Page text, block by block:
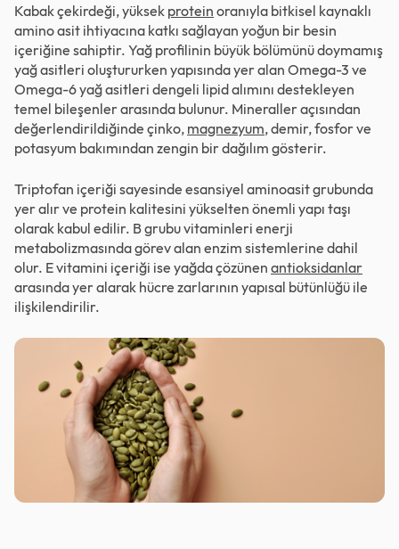
Kabak çekirdeği, yüksek protein oranıyla bitkisel kaynaklı
amino asit ihtiyacına katkı sağlayan yoğun bir besin
içeriğine sahiptir. Yağ profilinin büyük bölümünü doymamış
yağ asitleri oluştururken yapısında yer alan Omega-3 ve
Omega-6 yağ asitleri dengeli lipid alımını destekleyen
temel bileşenler arasında bulunur. Mineraller açısından
değerlendirildiğinde çinko, magnezyum, demir, fosfor ve
potasyum bakımından zengin bir dağılım gösterir.
Triptofan içeriği sayesinde esansiyel aminoasit grubunda
yer alır ve protein kalitesini yükselten önemli yapı taşı
olarak kabul edilir. B grubu vitaminleri enerji
metabolizmasında görev alan enzim sistemlerine dahil
olur. E vitamini içeriği ise yağda çözünen antioksidanlar
arasında yer alarak hücre zarlarının yapısal bütünlüğü ile
ilişkilendirilir.